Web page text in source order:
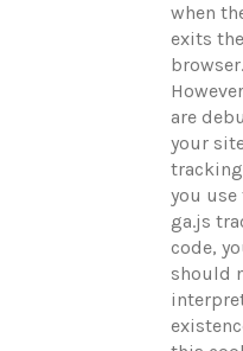
when
exits the
browser.
are
your
you use
ga.js
code,
should